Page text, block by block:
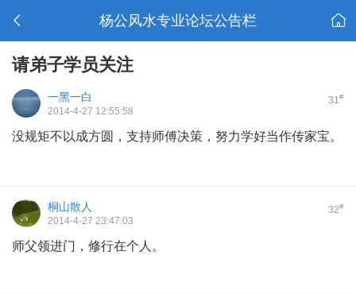
杨公风水专业论坛公告栏
请弟子学员关注
31#
一黑一白
2014-4-27 12:55:58
没规矩不以成方圆，支持师傅决策，努力学好当作传家宝。
32#
桐山散人
2014-4-27 23:47:03
师父领进门，修行在个人。